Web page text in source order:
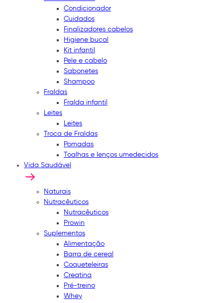
Condicionador
Cuidados
Finalizadores cabelos
Higiene bucal
Kit infantil
Pele e cabelo
Sabonetes
Shampoo
Fraldas
Fralda infantil
Leites
Leites
Troca de Fraldas
Pomadas
Toalhas e lenços umedecidos
Vida Saudável
Naturais
Nutracêuticos
Nutracêuticos
Prowin
Suplementos
Alimentação
Barra de cereal
Coqueteleiras
Creatina
Pré-treino
Whey